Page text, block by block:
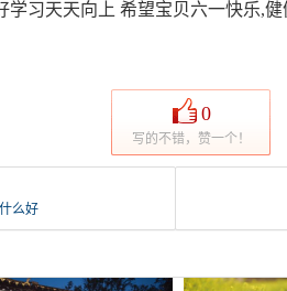
学习天天向上 希望宝贝六一快乐,
0
写的不错，赞一个！
么好